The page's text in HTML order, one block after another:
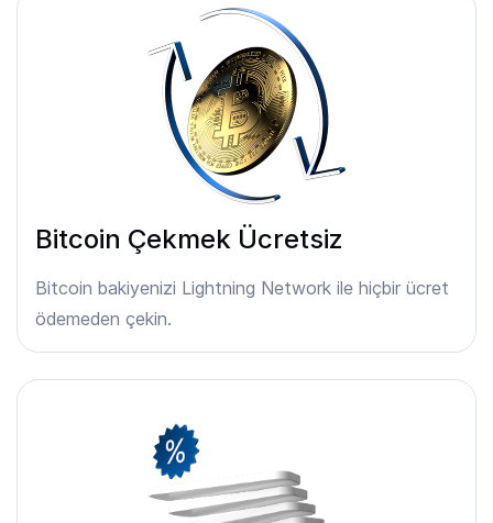
Bitcoin Çekmek Ücretsiz
Bitcoin bakiyenizi Lightning Network ile hiçbir ücret
ödemeden çekin.